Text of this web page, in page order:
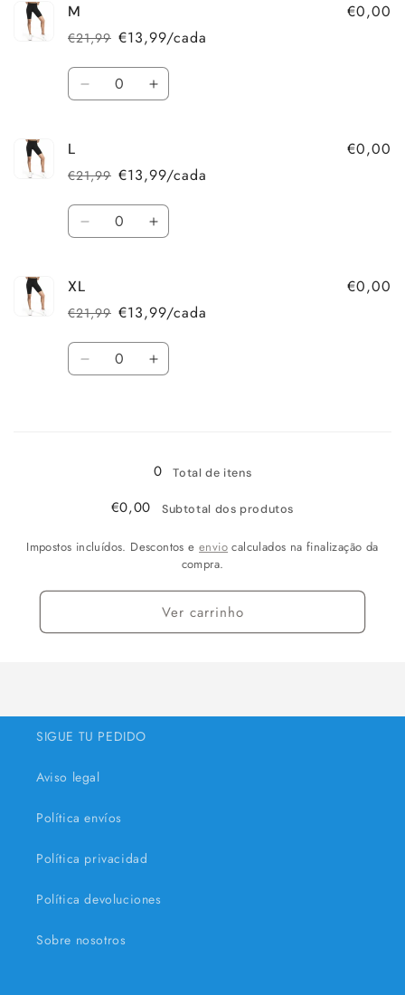
S
S
M
Preço
normal
€21,99
Preço
de
saldo
€13,99/cada
€0,00
Quantidade
Diminuir
M
Aumentar
M
L
Preço
normal
€21,99
Preço
de
saldo
€13,99/cada
€0,00
Quantidade
Diminuir
de
L
Aumentar
L
XL
Preço
normal
€21,99
Preço
de
saldo
€13,99/cada
€0,00
Quantidade
Diminuir
Aumentar
0
Total de itens
€0,00 Subtotal dos produtos
Impostos incluídos. Descontos eenvio calculados na finalização da
compra.
Ver carrinho
SIGUE TU PEDIDO
Aviso legal
Política envíos
Política privacidad
Política devoluciones
Sobre nosotros